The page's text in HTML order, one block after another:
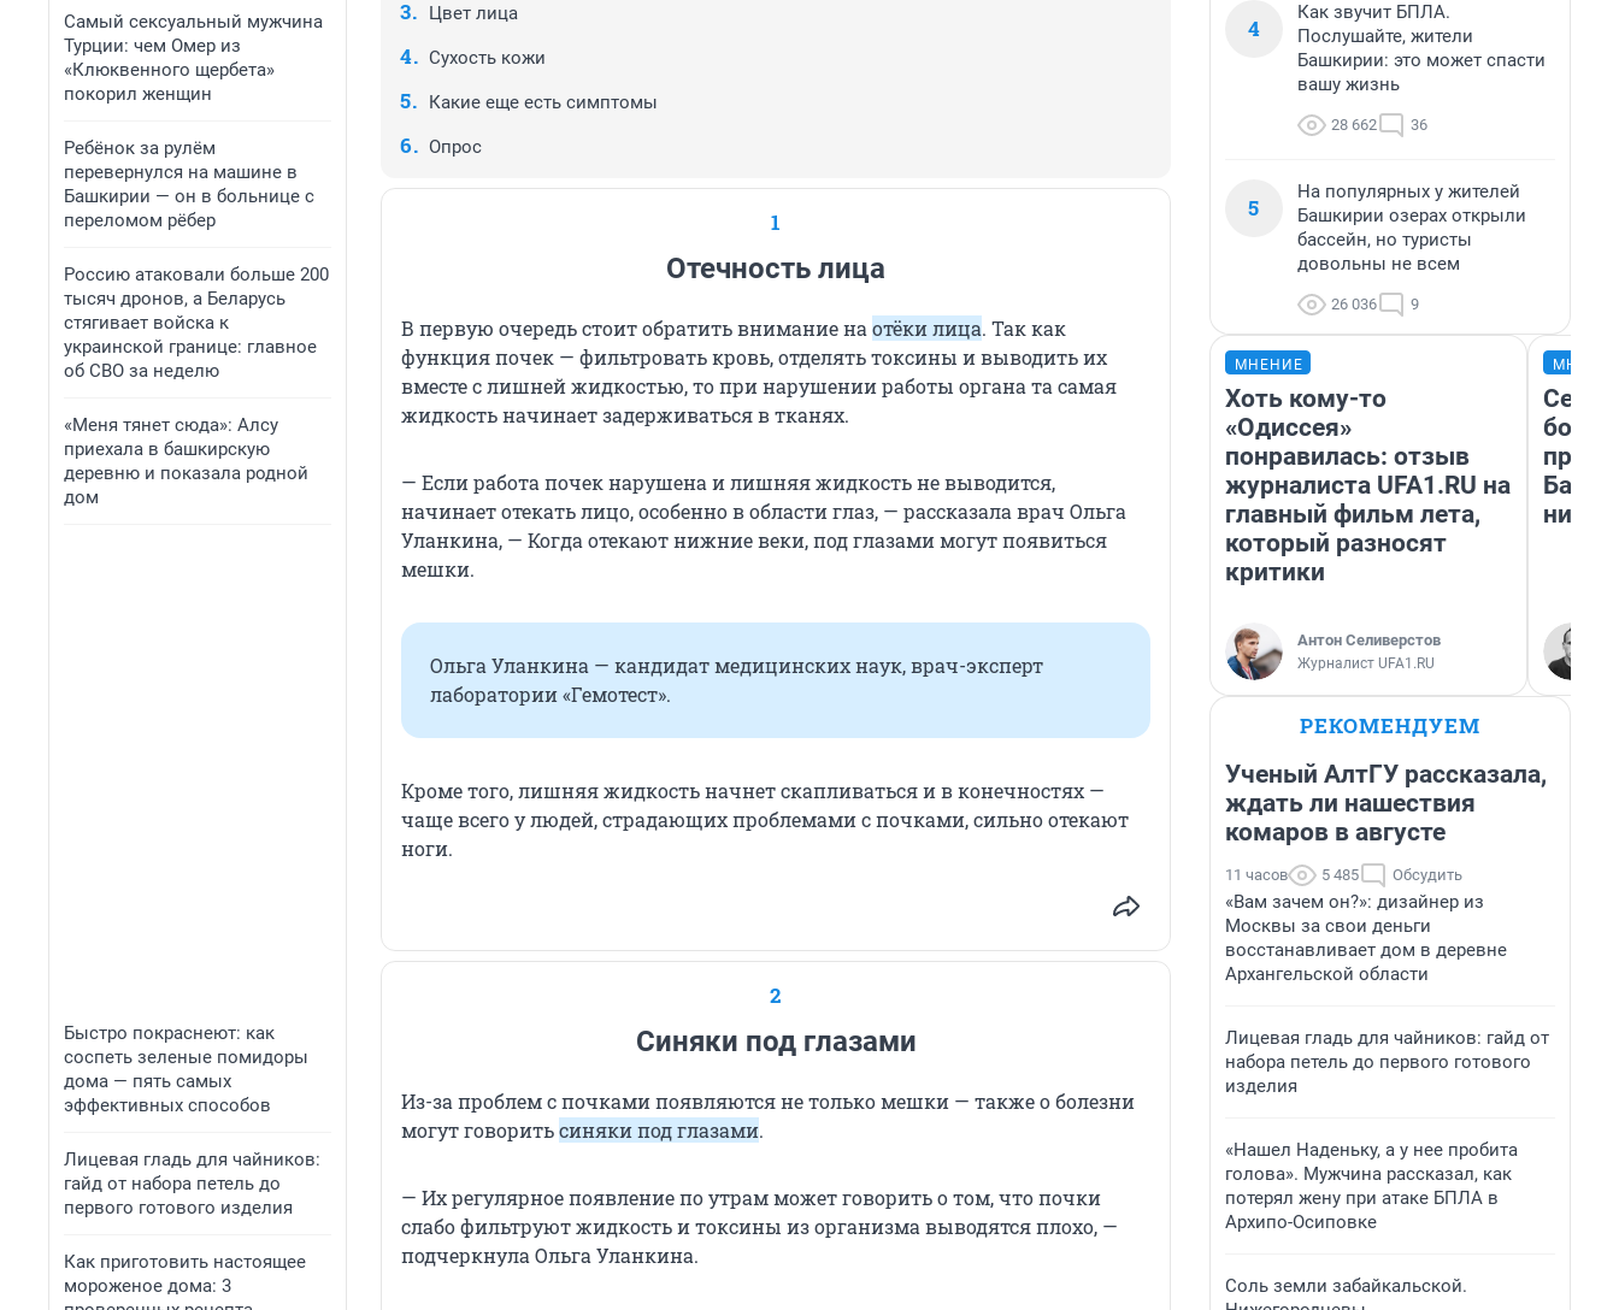
Самый сексуальный мужчина
Турции: чем Омер из
«Клюквенного щербета»
покорил женщин
Ребёнок за рулём
перевернулся на машине в
Башкирии — он в больнице с
переломом рёбер
Россию атаковали больше 200
тысяч дронов, а Беларусь
стягивает войска к
украинской границе: главное
об СВО за неделю
«Меня тянет сюда»: Алсу
приехала в башкирскую
деревню и показала родной
дом
Быстро покраснеют: как
соспеть зеленые помидоры
дома — пять самых
эффективных способов
Лицевая гладь для чайников:
гайд от набора петель до
первого готового изделия
Как приготовить настоящее
мороженое дома: 3
Цвет лица
Сухость кожи
Какие еще есть симптомы
Опрос
1
Отечность лица
В первую очередь стоит обратить внимание на отёки лица. Так как
функция почек — фильтровать кровь, отделять токсины и выводить их
вместе с лишней жидкостью, то при нарушении работы органа та самая
жидкость начинает задерживаться в тканях.
— Если работа почек нарушена и лишняя жидкость не выводится,
начинает отекать лицо, особенно в области глаз, — рассказала врач Ольга
Уланкина, — Когда отекают нижние веки, под глазами могут появиться
мешки.
Ольга Уланкина — кандидат медицинских наук, врач-эксперт
лаборатории «Гемотест».
Кроме того, лишняя жидкость начнет скапливаться и в конечностях —
чаще всего у людей, страдающих проблемами с почками, сильно отекают
ноги.
2
Синяки под глазами
Из-за проблем с почками появляются не только мешки — также о болезни
могут говоритьсиняки под глазами.
— Их регулярное появление по утрам может говорить о том, что почки
слабо фильтруют жидкость и токсины из организма выводятся плохо, —
подчеркнула Ольга Уланкина.
4
Как звучит БПЛА.
Послушайте, жители
Башкирии: это может спасти
вашу жизнь
28 662 36
5
На популярных у жителей
Башкирии озерах открыли
бассейн, но туристы
довольны не всем
26 036 9
МНЕНИЕ
Хоть кому-то
«Одиссея»
понравилась: отзыв
журналиста UFA1.RU на
главный фильм лета,
который разносят
критики
Антон Селиверстов
Журналист UFA1.RU
них
РЕКОМЕНДУЕМ
Ученый АлтГУ рассказала,
ждать ли нашествия
комаров в августе
11 часов 5 485 Обсудить
«Вам зачем он?»: дизайнер из
Москвы за свои деньги
восстанавливает дом в деревне
Архангельской области
Лицевая гладь для чайников: гайд от
набора петель до первого готового
изделия
«Нашел Наденьку, а у нее пробита
голова». Мужчина рассказал, как
потерял жену при атаке БПЛА в
Архипо-Осиповке
Соль земли забайкальской.